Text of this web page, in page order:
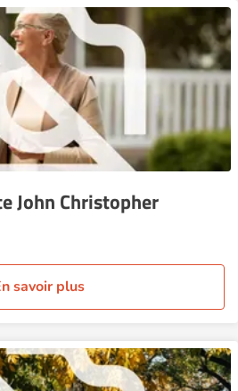
John Christopher
savoir plus